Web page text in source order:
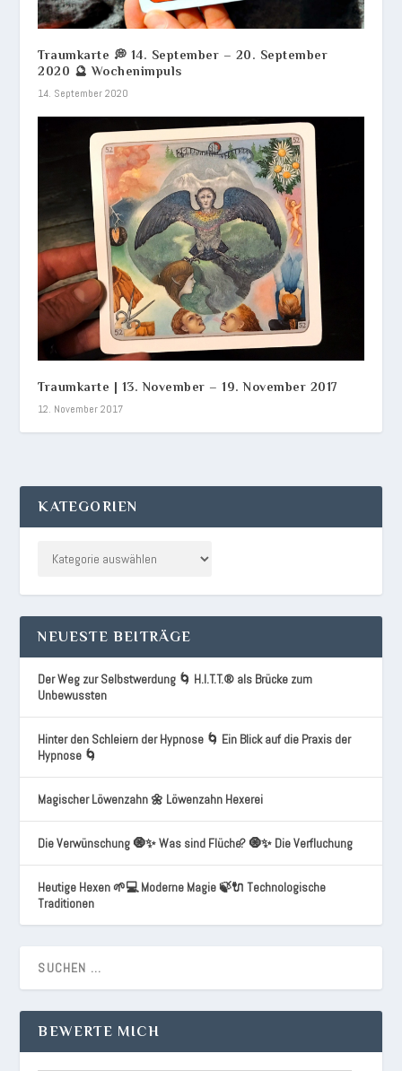
Traumkarte 💭 14. September – 20. September
2020 🔮 Wochenimpuls
14. September 2020
Traumkarte | 13. November – 19. November 2017
12. November 2017
KATEGORIEN
NEUESTE BEITRÄGE
Der Weg zur Selbstwerdung 🌀 H.I.T.T.® als Brücke zum
Unbewussten
Hinter den Schleiern der Hypnose 🌀 Ein Blick auf die Praxis der
Hypnose 🌀
Magischer Löwenzahn 🌼 Löwenzahn Hexerei
Die Verwünschung 🧿✨ Was sind Flüche? 🧿✨ Die Verfluchung
Heutige Hexen 🌱💻 Moderne Magie 🍃🔌 Technologische
Traditionen
BEWERTE MICH